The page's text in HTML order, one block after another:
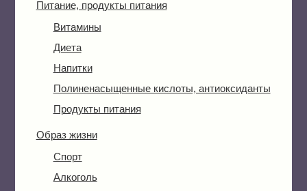
Питание, продукты питания
Витамины
Диета
Напитки
Полиненасыщенные кислоты, антиоксиданты
Продукты питания
Образ жизни
Спорт
Алкоголь